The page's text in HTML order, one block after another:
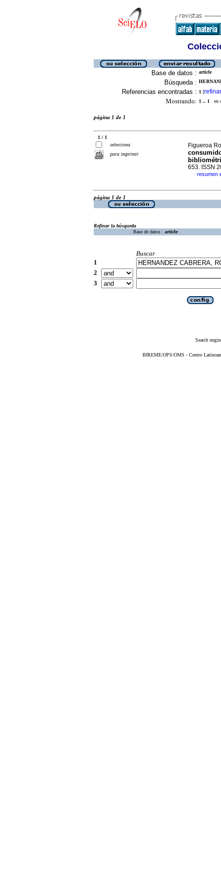
Base de datos : article
Búsqueda :
Referencias encontradas : 1 [refinar
Mostrando: 1 .. 1 en
página 1 de 1
1 / 1
selecciona
para imprimir
Figueroa
653. ISSN
· resumen
página 1 de 1
Refinar la búsqueda
Base de datos : article
Buscar
1
2
3
Search
BIREME/OPS/OMS - Centro